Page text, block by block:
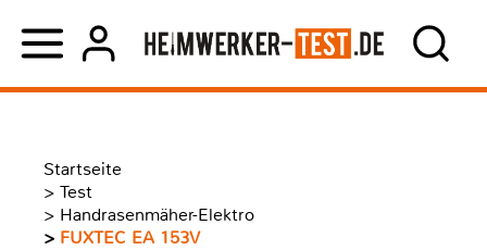
Startseite
> Test
> Handrasenmäher-Elektro
> FUXTEC EA 153V